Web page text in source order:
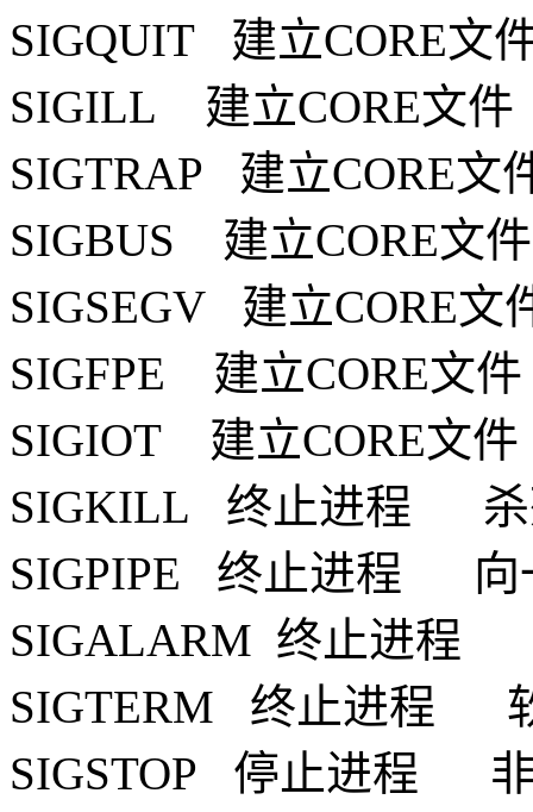
SIGQUIT 建立CORE文
SIGILL 建立CORE文
SIGTRAP 建立CORE
SIGBUS 建立CORE
SIGSEGV 建立CORE
SIGFPE 建立CORE
SIGIOT 建立CORE文
SIGKILL 终止进程 杀
SIGPIPE 终止进程 向
SIGALARM 终止进程
SIGTERM 终止进程
SIGSTOP 停止进程 非